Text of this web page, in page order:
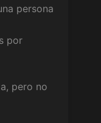
persona
por
pero no